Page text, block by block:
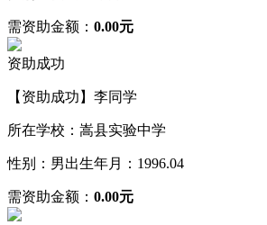
需资助金额： 0.00元
资助成功
【资助成功】李同学
所在学校：嵩县实验中学
性别：男出生年月：1996.04
需资助金额： 0.00元